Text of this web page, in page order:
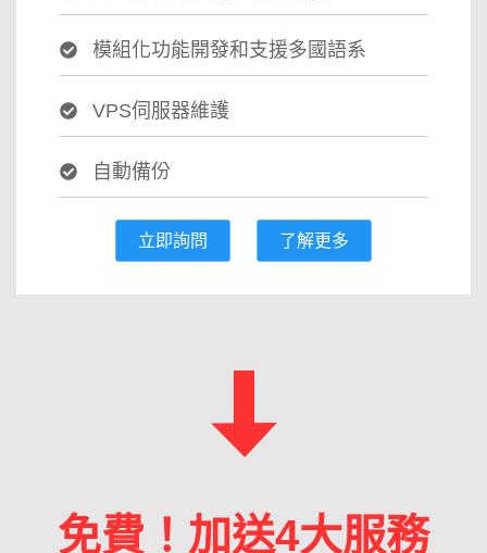
模組化功能開發和支援多國語系
VPS伺服器維護
自動備份
立即詢問 了解更多
免費！加送4大服務